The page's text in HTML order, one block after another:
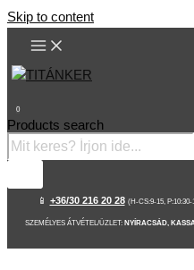
Skip to content
0
Products search
📱 +36/30 216 20 28 (H-CS:9-15, P:10:30-
SZEMÉLYES ÁTVÉTEL/ÜZLET: NYÍRACSÁD,